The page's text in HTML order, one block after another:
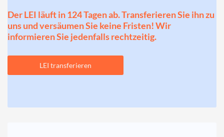
Der LEI läuft in 124 Tagen ab. Transferieren Sie ihn zu
uns und versäumen Sie keine Fristen! Wir
informieren Sie jedenfalls rechtzeitig.
LEI transferieren